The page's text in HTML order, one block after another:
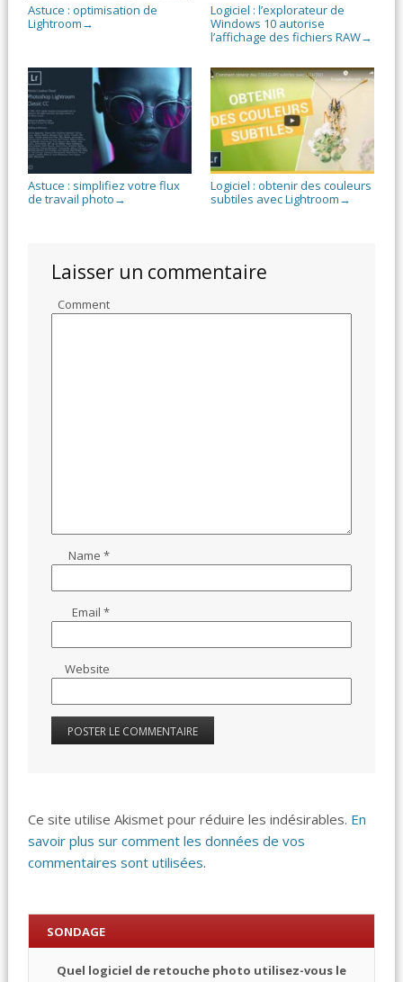
Astuce : optimisation de
Lightroom →
Logiciel : l’explorateur de
Windows 10 autorise
l’affichage des fichiers RAW→
Astuce : simplifiez votre flux
de travail photo →
Logiciel : obtenir des couleurs
subtiles avec Lightroom →
Laisser un commentaire
Comment
Name*
Email*
Website
Ce site utilise Akismet pour réduire les indésirables. En
savoir plus sur comment les données de vos
commentaires sont utilisées.
SONDAGE
Quel logiciel de retouche photo utilisez-vous le